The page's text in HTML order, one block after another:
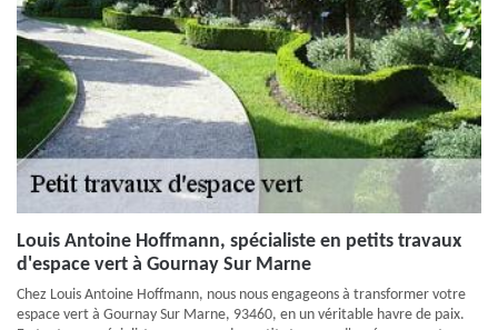
Louis Antoine Hoffmann, spécialiste en petits travaux
d'espace vert à Gournay Sur Marne
Chez Louis Antoine Hoffmann, nous nous engageons à transformer votre
espace vert à Gournay Sur Marne, 93460, en un véritable havre de paix.